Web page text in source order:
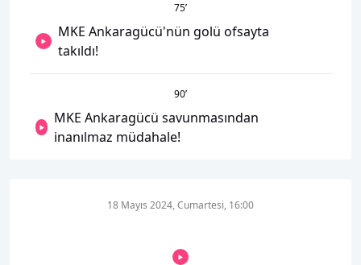
75’
MKE Ankaragücü'nün golü ofsayta
takıldı!
90’
MKE Ankaragücü savunmasından
inanılmaz müdahale!
18 Mayıs 2024, Cumartesi, 16:00